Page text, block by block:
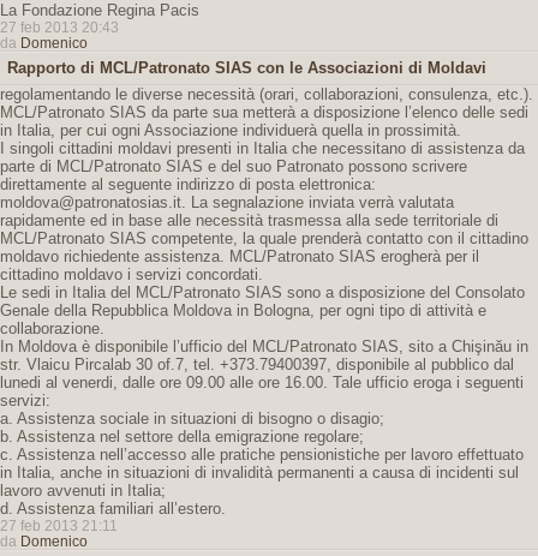
La Fondazione Regina Pacis
27 feb 2013 20:43
da Domenico
Rapporto di MCL/Patronato SIAS con le Associazioni di Moldavi
regolamentando le diverse necessità (orari, collaborazioni, consulenza, etc.).
MCL/Patronato SIAS da parte sua metterà a disposizione l’elenco delle sedi
in Italia, per cui ogni Associazione individuerà quella in prossimità.
I singoli cittadini moldavi presenti in Italia che necessitano di assistenza da
parte di MCL/Patronato SIAS e del suo Patronato possono scrivere
direttamente al seguente indirizzo di posta elettronica:
moldova@patronatosias.it. La segnalazione inviata verrà valutata
rapidamente ed in base alle necessità trasmessa alla sede territoriale di
MCL/Patronato SIAS competente, la quale prenderà contatto con il cittadino
moldavo richiedente assistenza. MCL/Patronato SIAS erogherà per il
cittadino moldavo i servizi concordati.
Le sedi in Italia del MCL/Patronato SIAS sono a disposizione del Consolato
Genale della Repubblica Moldova in Bologna, per ogni tipo di attività e
collaborazione.
In Moldova è disponibile l’ufficio del MCL/Patronato SIAS, sito a Chişinău in
str. Vlaicu Pircalab 30 of.7, tel. +373.79400397, disponibile al pubblico dal
lunedi al venerdi, dalle ore 09.00 alle ore 16.00. Tale ufficio eroga i seguenti
servizi:
a. Assistenza sociale in situazioni di bisogno o disagio;
b. Assistenza nel settore della emigrazione regolare;
c. Assistenza nell’accesso alle pratiche pensionistiche per lavoro effettuato
in Italia, anche in situazioni di invalidità permanenti a causa di incidenti sul
lavoro avvenuti in Italia;
d. Assistenza familiari all’estero.
27 feb 2013 21:11
da Domenico